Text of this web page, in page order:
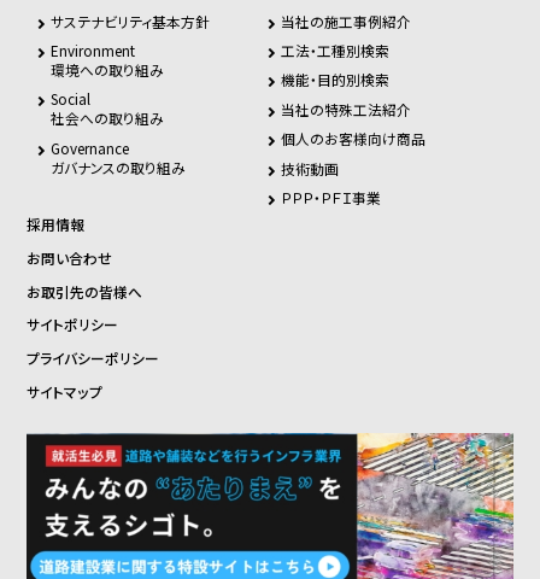
サステナビリティ基本方針
Environment
環境への取り組み
Social
社会への取り組み
Governance
ガバナンスの取り組み
当社の施工事例紹介
工法・工種別検索
機能・目的別検索
当社の特殊工法紹介
個人のお客様向け商品
技術動画
ＰＰＰ・ＰＦＩ事業
採用情報
お問い合わせ
お取引先の皆様へ
サイトポリシー
プライバシーポリシー
サイトマップ